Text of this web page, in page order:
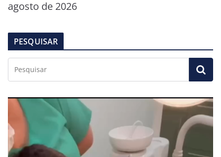
agosto de 2026
PESQUISAR